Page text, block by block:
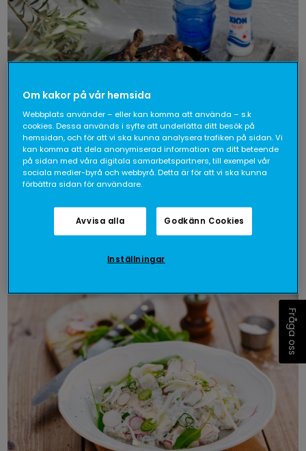
Fråga oss
dilltzatziki
46- min
Om kakor på vår hemsida
Webbplats använder – eller kan komma att använda – s.k
cookies. Dessa används i syfte att underlätta ditt besök på
hemsidan, och för att vi ska kunna analysera trafiken på sidan. Vi
kan komma att dela anonymiserad information om ditt beteende
på sidan med våra digitala samarbetspartners, till exempel vår
sociala medier-byrå och webbyrå. Detta är för att vi ska kunna
förbättra sidan för användare.
Avvisa alla Godkänn Cookies
Inställningar